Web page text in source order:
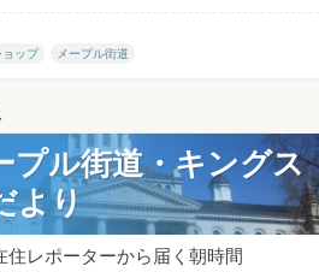
ョップ メープル街道
プル街道・キングス
より
住レポーターから届く朝時間